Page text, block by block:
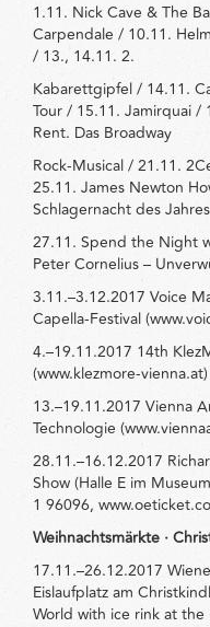
1.11. Nick Cave & The
Carpendale / 10.11.
/ 13., 14.11. 2.
Kabarettgipfel / 14.11.
Tour / 15.11. Jamirquai /
Rent. Das Broadway
Rock-Musical / 21.11.
25.11. James Newton
Schlagernacht des
27.11. Spend the Night
Peter Cornelius –
3.11.–3.12.2017 Voice
Capella-Festival
4.–19.11.2017 14th
(www.klezmore-vienna.at)
13.–19.11.2017 Vienna
Technologie
28.11.–16.12.2017
Show (Halle E im
1 96096,
Weihnachtsmärkte ·
17.11.–26.12.2017
Eislaufplatz am
World with ice rink at the